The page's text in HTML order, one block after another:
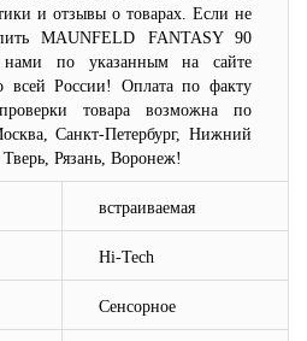
и отзывы о товарах. Если не
MAUNFELD FANTASY 90
по указанным на сайте
всей России! Оплата по факту
товара возможна по
Санкт-Петербург, Нижний
Рязань, Воронеж!
встраиваемая
Hi-Tech
Сенсорное